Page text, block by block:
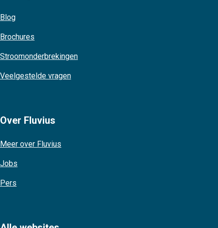
Blog
Brochures
Stroomonderbrekingen
Veelgestelde vragen
Over Fluvius
Meer over Fluvius
Jobs
Pers